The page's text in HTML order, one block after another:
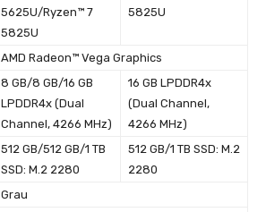
5625U/Ryzen™ 7
5825U
5825U
AMD Radeon™ Vega Graphics
8 GB/8 GB/16 GB
LPDDR4x (Dual
Channel, 4266 MHz)
16 GB LPDDR4x
(Dual Channel,
4266 MHz)
512 GB/512 GB/1 TB
SSD: M.2 2280
512 GB/1 TB SSD: M.2
2280
Grau